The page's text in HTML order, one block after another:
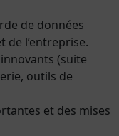
de données
de l’entreprise.
(suite
outils de
et des mises